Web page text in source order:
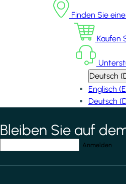
Finden Sie
Kaufen
Deutsch
Englisch
Deutsch
*indicates required field
Bleiben Sie auf